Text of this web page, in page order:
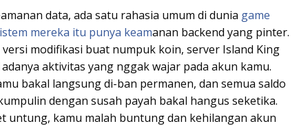
data, ada satu rahasia umum di dunia game
mereka itu punya keamanan backend yang pinter.
versi modifikasi buat numpuk koin, server Island King
aktivitas yang nggak wajar pada akun kamu.
bakal langsung di-ban permanen, dan semua saldo
dengan susah payah bakal hangus seketika.
untung, kamu malah buntung dan kehilangan akun